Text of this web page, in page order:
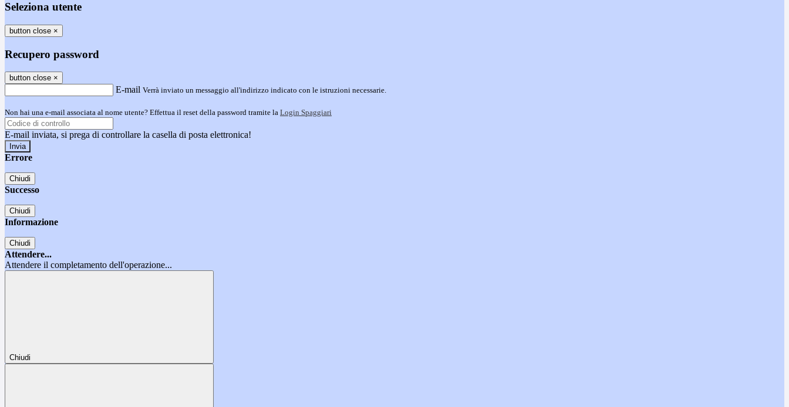
Seleziona utente
button close ×
Recupero password
button close ×
E-mail Verrà inviato un messaggio all'indirizzo indicato con le istruzioni necessarie.
Non hai una e-mail associata al nome utente? Effettua il reset della password tramite la Login Spaggiari
E-mail inviata, si prega di controllare la casella di posta elettronica!
Errore
Chiudi
Successo
Chiudi
Informazione
Chiudi
Attendere...
Attendere il completamento dell'operazione...
Chiudi